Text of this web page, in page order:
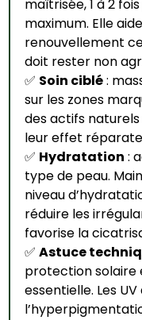
maîtrisée, 1 à 2
maximum. Elle
renouvellement
doit rester non
✅ Soin ciblé :
sur les zones
des actifs
leur effet
✅ Hydratation :
type de peau.
niveau
réduire les
favorise la
✅ Astuce
protection solaire
essentielle. Les